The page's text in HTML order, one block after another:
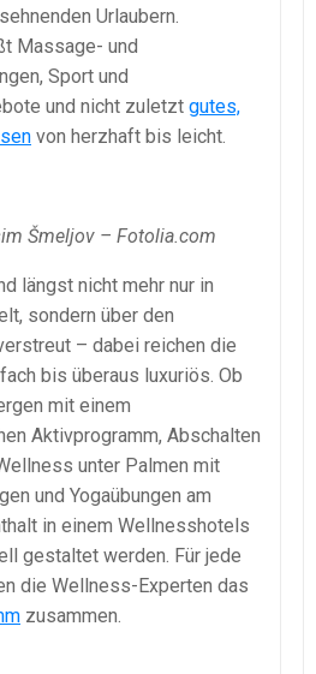
Urlaubern.
Massage- und
Sport und
und nicht zuletzt gutes,
von herzhaft bis leicht.
Šmeljov – Fotolia.com
längst nicht mehr nur in
sondern über den
– dabei reichen die
bis überaus luxuriös. Ob
mit einem
Aktivprogramm, Abschalten
unter Palmen mit
und Yogaübungen am
in einem Wellnesshotels
gestaltet werden. Für jede
die Wellness-Experten das
zusammen.